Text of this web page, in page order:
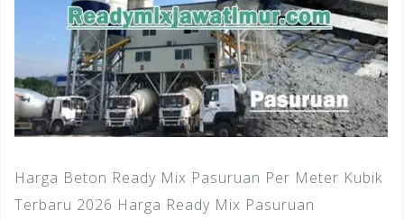
Harga Beton Ready Mix Pasuruan Per Meter Kubik
Terbaru 2026 Harga Ready Mix Pasuruan